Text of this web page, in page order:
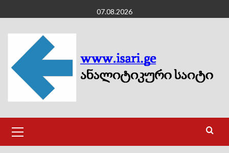
to
content
07.08.2026
Menu